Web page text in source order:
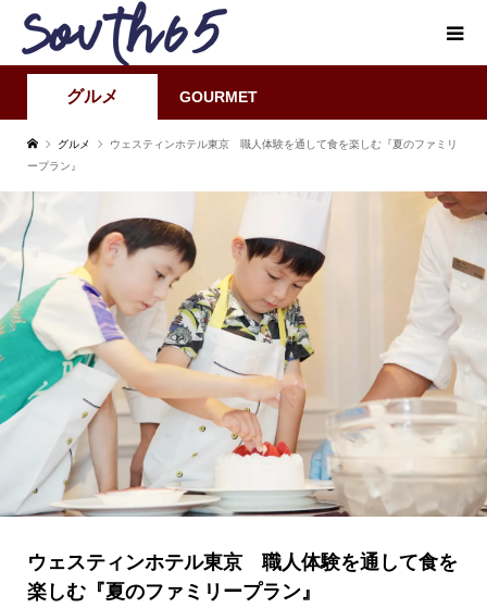
グルメ GOURMET
グルメ
ウェスティンホテル東京 職人体験を通して食を楽しむ『夏のファミリ
ープラン』
ウェスティンホテル東京 職人体験を通して食を
楽しむ『夏のファミリープラン』